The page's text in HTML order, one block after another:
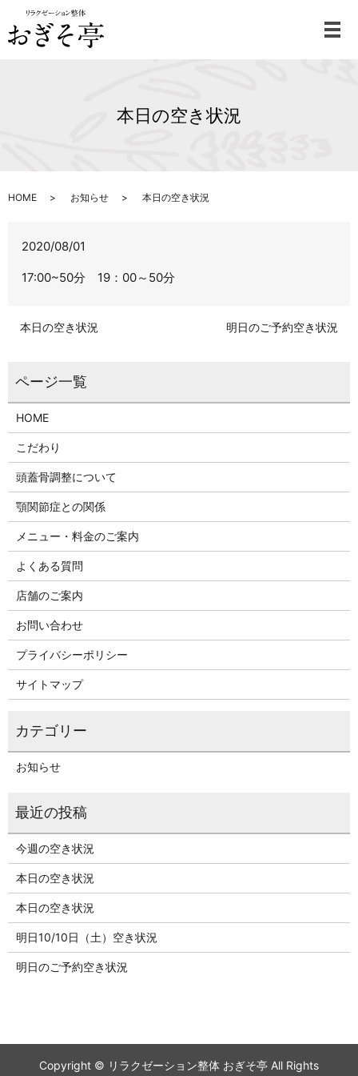
メ
本日の空き状況
HOME お知らせ 本日の空き状況
2020/08/01
17:00~50分 19：00～50分
本日の空き状況 明日のご予約空き状況
HOME
こだわり
頭蓋骨調整について
顎関節症との関係
メニュー・料金のご案内
よくある質問
店舗のご案内
お問い合わせ
プライバシーポリシー
サイトマップ
お知らせ
今週の空き状況
本日の空き状況
本日の空き状況
明日10/10日（土）空き状況
明日のご予約空き状況
Copyright © リラクゼーション整体 おぎそ亭 All Rights